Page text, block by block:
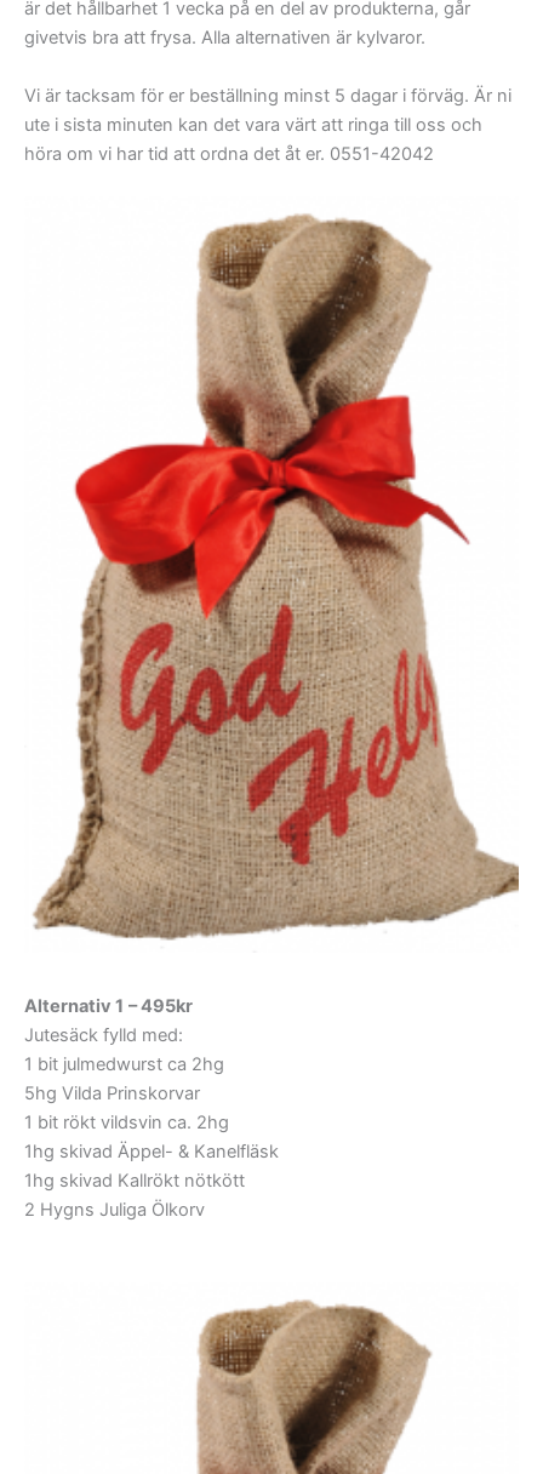
är det hållbarhet 1 vecka på en del av produkterna, går
givetvis bra att frysa. Alla alternativen är kylvaror.
Vi är tacksam för er beställning minst 5 dagar i förväg. Är ni
ute i sista minuten kan det vara värt att ringa till oss och
höra om vi har tid att ordna det åt er. 0551-42042
Alternativ 1 – 495kr
Jutesäck fylld med:
1 bit julmedwurst ca 2hg
5hg Vilda Prinskorvar
1 bit rökt vildsvin ca. 2hg
1hg skivad Äppel- & Kanelfläsk
1hg skivad Kallrökt nötkött
2 Hygns Juliga Ölkorv